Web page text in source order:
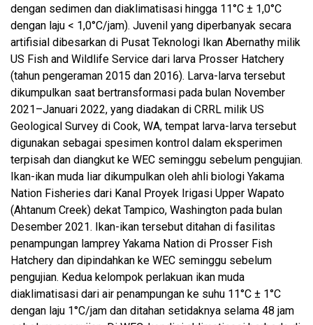
dengan sedimen dan diaklimatisasi hingga 11°C ± 1,0°C
dengan laju < 1,0°C/jam). Juvenil yang diperbanyak secara
artifisial dibesarkan di Pusat Teknologi Ikan Abernathy milik
US Fish and Wildlife Service dari larva Prosser Hatchery
(tahun pengeraman 2015 dan 2016). Larva-larva tersebut
dikumpulkan saat bertransformasi pada bulan November
2021–Januari 2022, yang diadakan di CRRL milik US
Geological Survey di Cook, WA, tempat larva-larva tersebut
digunakan sebagai spesimen kontrol dalam eksperimen
terpisah dan diangkut ke WEC seminggu sebelum pengujian.
Ikan-ikan muda liar dikumpulkan oleh ahli biologi Yakama
Nation Fisheries dari Kanal Proyek Irigasi Upper Wapato
(Ahtanum Creek) dekat Tampico, Washington pada bulan
Desember 2021. Ikan-ikan tersebut ditahan di fasilitas
penampungan lamprey Yakama Nation di Prosser Fish
Hatchery dan dipindahkan ke WEC seminggu sebelum
pengujian. Kedua kelompok perlakuan ikan muda
diaklimatisasi dari air penampungan ke suhu 11°C ± 1°C
dengan laju 1°C/jam dan ditahan setidaknya selama 48 jam